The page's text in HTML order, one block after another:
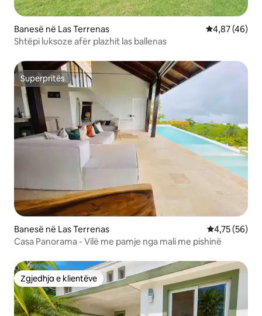
Banesë në Las Terrenas Vlerësimi
4,87 (46)
Shtëpi luksoze afër plazhit las ballenas
Superpritës
Superpritës
Banesë në Las Terrenas Vlerësimi
4,75 (56)
Casa Panorama - Vilë me pamje nga mali me pishinë
Zgjedhja e klientëve
Zgjedhja e klientëve